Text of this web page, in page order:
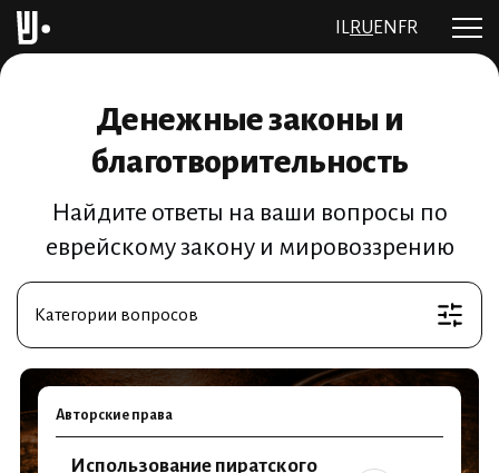
RU EN FR
Денежные законы и
благотворительность
Найдите ответы на ваши вопросы по
еврейскому закону и мировоззрению
Категории вопросов
Авторские права
Использование пиратского